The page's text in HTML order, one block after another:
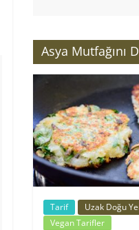
Asya Mutfağını
Tarif
Uzak Doğu
Vegan Tarifler